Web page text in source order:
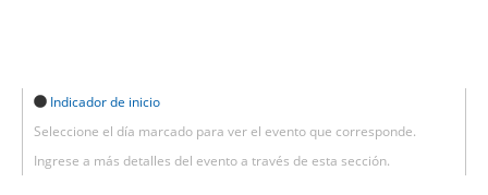
Indicador de inicio
Seleccione el día marcado para ver el evento que corresponde.
Ingrese a más detalles del evento a través de esta sección.